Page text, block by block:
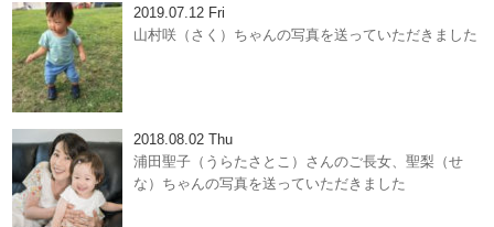
2019.07.12 Fri
山村咲（さく）ちゃんの写真を送っていただきました
2018.08.02 Thu
浦田聖子（うらたさとこ）さんのご長女、聖梨（せ
な）ちゃんの写真を送っていただきました